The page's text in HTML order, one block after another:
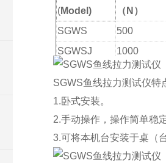
(Model)
（N）
SGWS
500
SGWSJ
1000
SGWS鱼线拉力测试仪特
1.卧式安装。
2.手动操作，操作简单稳定
3.可将本机台安装于桌（